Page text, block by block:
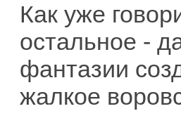
Как уже
остальное -
фантазии
жалкое